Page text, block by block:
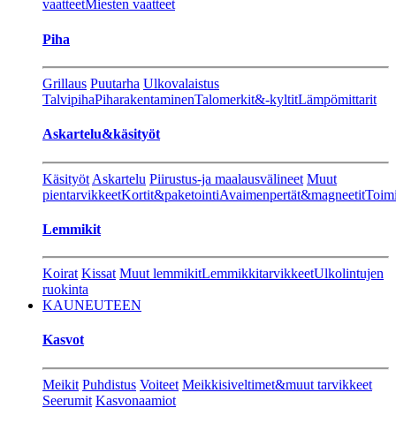
vaatteetMiesten vaatteet
Piha
Grillaus Puutarha Ulkovalaistus
TalvipihaPiharakentaminenTalomerkit&-kyltitLämpömittarit
Askartelu&käsityöt
Käsityöt Askartelu Piirustus-ja maalausvälineet Muut
pientarvikkeetKortit&paketointiAvaimenpertät&magneetit
Lemmikit
Koirat Kissat Muut lemmikitLemmikkitarvikkeetUlkolintujen
ruokinta
KAUNEUTEEN
Kasvot
Meikit Puhdistus Voiteet Meikkisiveltimet&muut tarvikkeet
Seerumit Kasvonaamiot